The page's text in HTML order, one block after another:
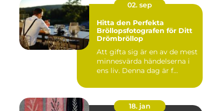
02. sep
Hitta den Perfekta
Bröllopsfotografen för Ditt
Drömbröllop
Att gifta sig är en av de mest
minnesvärda händelserna i
ens liv. Denna dag är f...
18. jan